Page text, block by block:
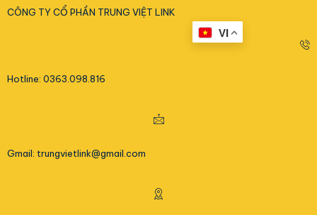
CÔNG TY CỔ PHẦN TRUNG VIỆT LINK
Hotline: 0363.098.816
Gmail: trungvietlink@gmail.com
VI